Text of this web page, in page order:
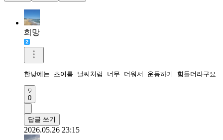
희망
한낮에는 초여름 날씨처럼 너무 더워서 운동하기 힘들더라구요
0
답글 쓰기
2026.05.26 23:15